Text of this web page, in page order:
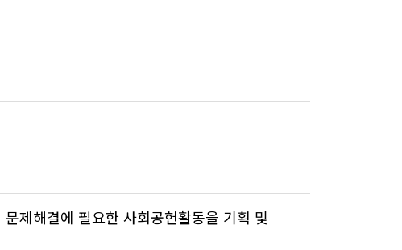
제해결에 필요한 사회공헌활동을 기획 및